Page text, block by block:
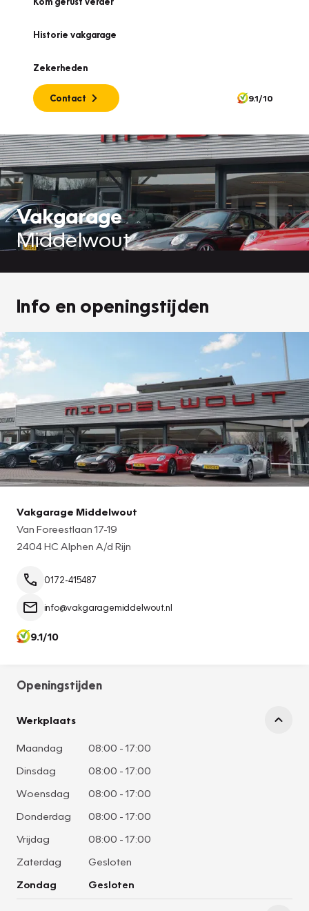
Historie vakgarage
Zekerheden
Contact 9.1/10
Vakgarage
Middelwout
Info en openingstijden
Vakgarage Middelwout
Van Foreestlaan 17-19
2404 HC Alphen A/d Rijn
0172-415487
info@vakgaragemiddelwout.nl
9.1/10
Openingstijden
Werkplaats
Maandag 08:00 - 17:00
Dinsdag
08:00 - 17:00
Woensdag
08:00 - 17:00
Donderdag
08:00 - 17:00
Vrijdag
08:00 - 17:00
Zaterdag
Gesloten
Zondag
Gesloten